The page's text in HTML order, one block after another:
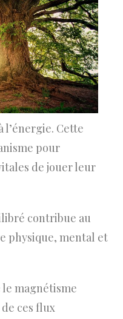
l’énergie. Cette
pour
de jouer leur
contribue au
physique, mental et
le magnétisme
ces flux